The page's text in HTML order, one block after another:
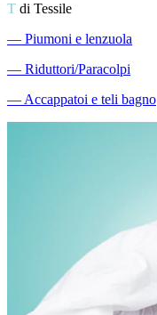
T di Tessile
― Piumoni e lenzuola
― Riduttori/Paracolpi
―Accappatoi e teli bagno